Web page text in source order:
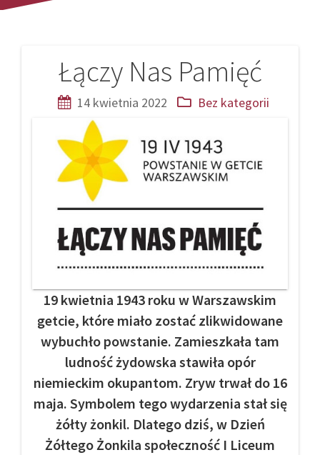
Łączy Nas Pamięć
14 kwietnia 2022 Bez kategorii
19 kwietnia 1943 roku w Warszawskim
getcie, które miało zostać zlikwidowane
wybuchło powstanie. Zamieszkała tam
ludność żydowska stawiła opór
niemieckim okupantom. Zryw trwał do 16
maja. Symbolem tego wydarzenia stał się
żółty żonkil. Dlatego dziś, w Dzień
Żółtego Żonkila społeczność I Liceum
Nawigacja
wpisu